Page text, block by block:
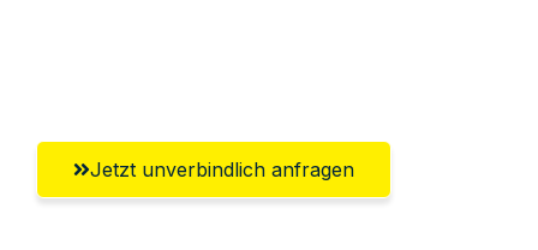
Jetzt unverbindlich anfragen